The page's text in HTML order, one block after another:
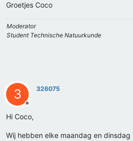
Groetjes Coco
Moderator
Student Technische Natuurkunde
3
Offline
326075
Hi Coco,
Wij hebben elke maandag en